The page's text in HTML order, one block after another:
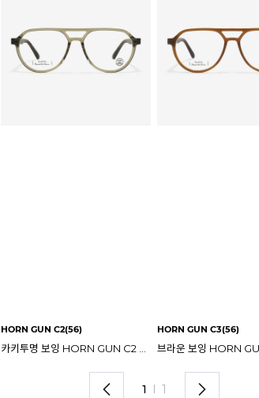
HORN GUN C2(56) HORN GUN C3(56)
1 I 1